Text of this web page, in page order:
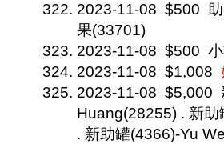
2023-11-08 $500
果(33701)
2023-11-08 $500
2023-11-08 $1,008
2023-11-08 $5,000
Huang(28255) . 新
. 新助罐(4366)-Yu